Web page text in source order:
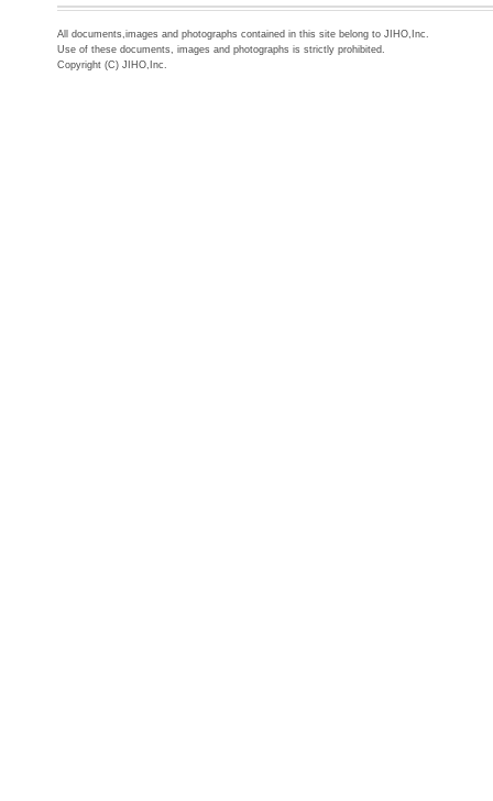
All documents,images and photographs contained in this site belong to JIHO,Inc.
Use of these documents, images and photographs is strictly prohibited.
Copyright (C) JIHO,Inc.